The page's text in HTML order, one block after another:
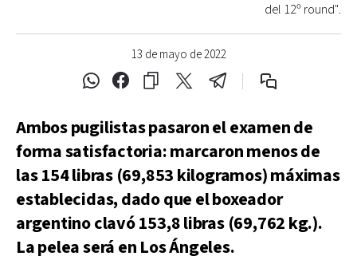
13 de mayo de 2022
del 12º round".
Ambos pugilistas pasaron el examen de
forma satisfactoria: marcaron menos de
las 154 libras (69,853 kilogramos) máximas
establecidas, dado que el boxeador
argentino clavó 153,8 libras (69,762 kg.).
La pelea será en Los Ángeles.